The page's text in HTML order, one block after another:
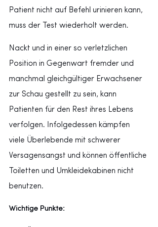
Patient nicht auf Befehl urinieren kann,
muss der Test wiederholt werden.
Nackt und in einer so verletzlichen
Position in Gegenwart fremder und
manchmal gleichgültiger Erwachsener
zur Schau gestellt zu sein, kann
Patienten für den Rest ihres Lebens
verfolgen. Infolgedessen kämpfen
viele Überlebende mit schwerer
Versagensangst und können öffentliche
Toiletten und Umkleidekabinen nicht
benutzen.
Wichtige Punkte: